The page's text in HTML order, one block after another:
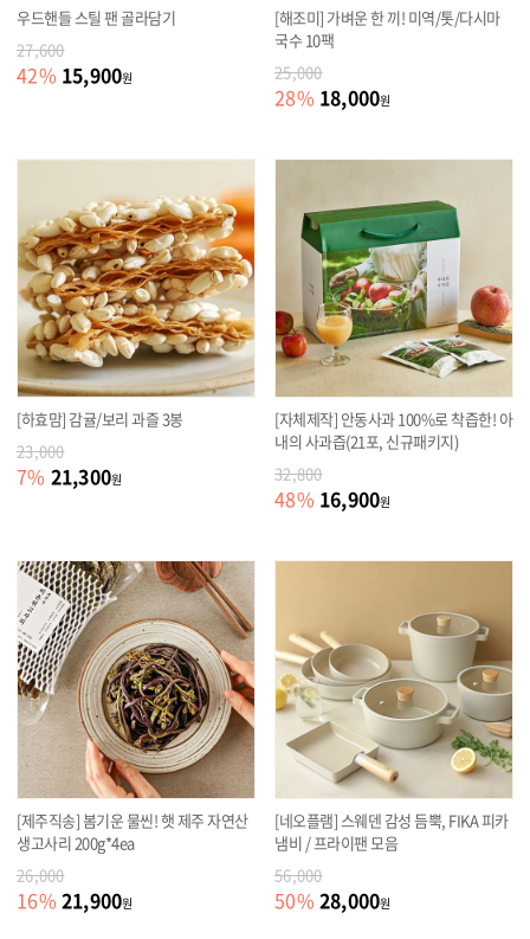
우드핸들 스틸 팬 골라담기
27,600
42% 15,900원
[해조미] 가벼운 한 끼! 미역/톳/다시마
국수 10팩
25,000
28% 18,000원
[하효맘] 감귤/보리 과즐 3봉
23,000
7% 21,300원
[자체제작] 안동사과 100%로 착즙한! 아
내의 사과즙(21포, 신규패키지)
32,800
48% 16,900원
[제주직송] 봄기운 물씬! 햇 제주 자연산
생고사리 200g*4ea
26,000
16% 21,900원
[네오플램] 스웨덴 감성 듬뿍, FIKA 피카
냄비 / 프라이팬 모음
56,000
50% 28,000원